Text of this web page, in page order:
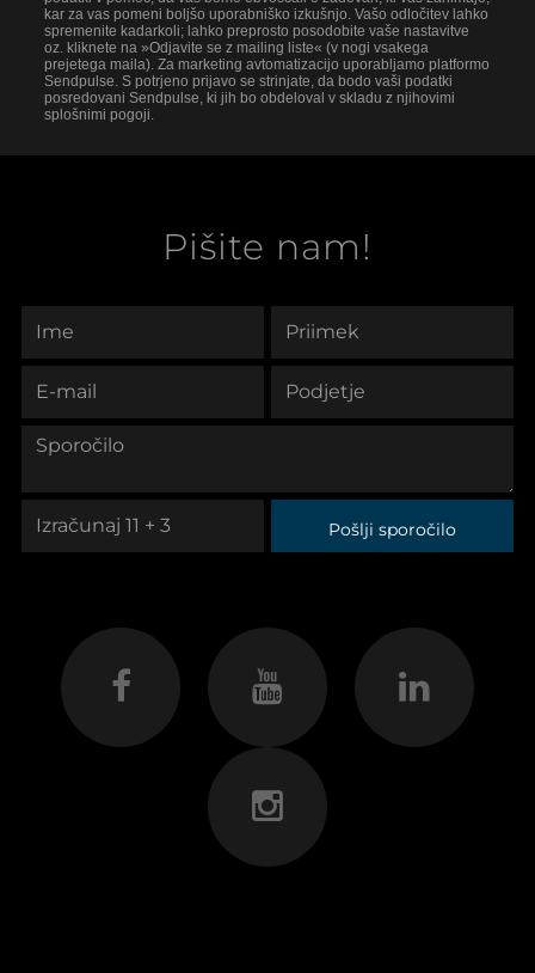
kar za vas pomeni boljšo uporabniško izkušnjo. Vašo odločitev lahko
spremenite kadarkoli; lahko preprosto posodobite vaše nastavitve
oz. kliknete na »Odjavite se z mailing liste« (v nogi vsakega
prejetega maila). Za marketing avtomatizacijo uporabljamo platformo
Sendpulse. S potrjeno prijavo se strinjate, da bodo vaši podatki
posredovani Sendpulse, ki jih bo obdeloval v skladu z njihovimi
splošnimi pogoji.
Pišite nam!
Pošlji sporočilo